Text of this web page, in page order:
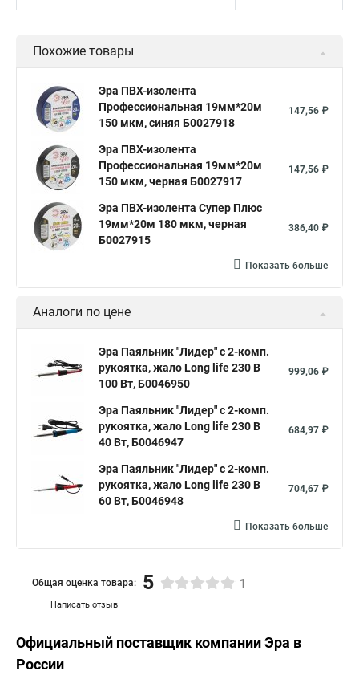
Похожие товары
Эра ПВХ-изолента
Профессиональная 19мм*20м
150 мкм, синяя Б0027918
147,56 ₽
Эра ПВХ-изолента
Профессиональная 19мм*20м
150 мкм, черная Б0027917
147,56 ₽
Эра ПВХ-изолента Супер Плюс
19мм*20м 180 мкм, черная
Б0027915
386,40 ₽
Показать больше
Аналоги по цене
Эра Паяльник "Лидер" с 2-комп.
рукоятка, жало Long life 230 В
100 Вт, Б0046950
999,06 ₽
Эра Паяльник "Лидер" с 2-комп.
рукоятка, жало Long life 230 В
40 Вт, Б0046947
684,97 ₽
Эра Паяльник "Лидер" с 2-комп.
рукоятка, жало Long life 230 В
60 Вт, Б0046948
704,67 ₽
Показать больше
Написать отзыв
Общая оценка товара: 5 1
Официальный поставщик компанииЭра в
России